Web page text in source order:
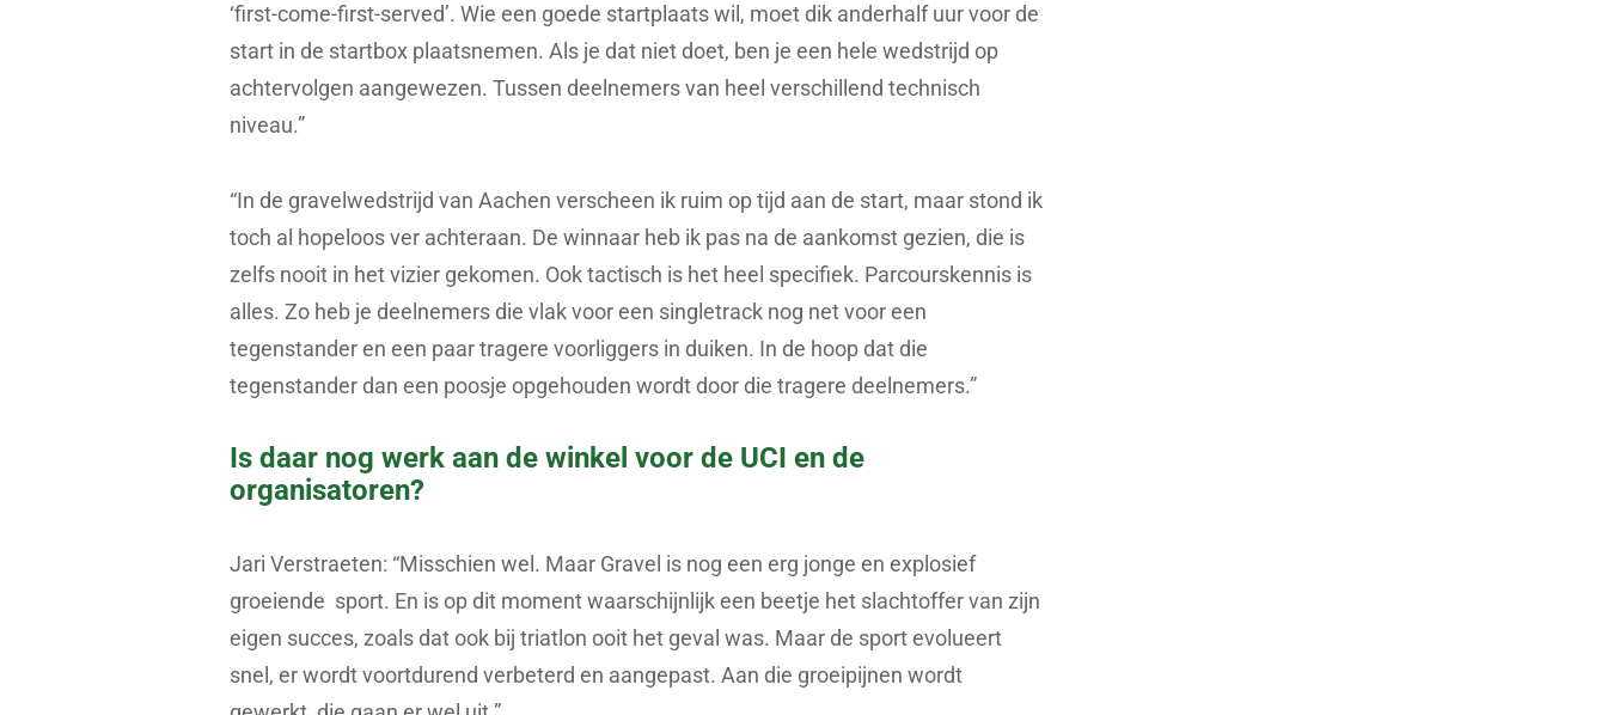
‘first-come-first-served’. Wie een goede startplaats wil, moet dik anderhalf uur voor de
start in de startbox plaatsnemen. Als je dat niet doet, ben je een hele wedstrijd op
achtervolgen aangewezen. Tussen deelnemers van heel verschillend technisch
niveau.”
“In de gravelwedstrijd van Aachen verscheen ik ruim op tijd aan de start, maar stond ik
toch al hopeloos ver achteraan. De winnaar heb ik pas na de aankomst gezien, die is
zelfs nooit in het vizier gekomen. Ook tactisch is het heel specifiek. Parcourskennis is
alles. Zo heb je deelnemers die vlak voor een singletrack nog net voor een
tegenstander en een paar tragere voorliggers in duiken. In de hoop dat die
tegenstander dan een poosje opgehouden wordt door die tragere deelnemers.”
Is daar nog werk aan de winkel voor de UCI en de
organisatoren?
Jari Verstraeten: “Misschien wel. Maar Gravel is nog een erg jonge en explosief
groeiende sport. En is op dit moment waarschijnlijk een beetje het slachtoffer van zijn
eigen succes, zoals dat ook bij triatlon ooit het geval was. Maar de sport evolueert
snel, er wordt voortdurend verbeterd en aangepast. Aan die groeipijnen wordt